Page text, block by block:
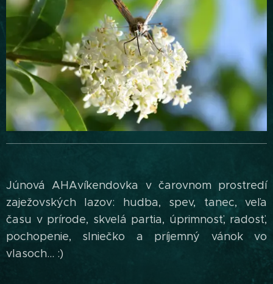
Júnová AHAvíkendovka v čarovnom prostredí
zaježovských lazov: hudba, spev, tanec, veľa
času v prírode, skvelá partia, úprimnosť, radosť,
pochopenie, slniečko a príjemný vánok vo
vlasoch... :)